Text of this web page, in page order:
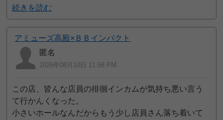
続きを読む
アミューズ高殿×ＢＢインパクト
匿名
2026年08月10日 11:58 PM
この店、皆んな店員の徘徊インカムが気持ち悪い言う
て行かんくなった。
小さいホールなんだからもう少し店員さん落ち着いて